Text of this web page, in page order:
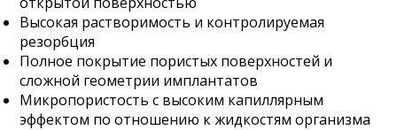
Высокая растворимость и контролируемая
резорбция
Полное покрытие пористых поверхностей и
сложной геометрии имплантатов
Микропористость с высоким капиллярным
эффектом по отношению к жидкостям организма